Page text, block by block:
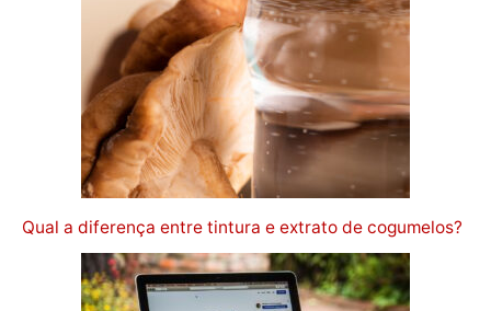
Qual a diferença entre tintura e extrato de cogumelos?